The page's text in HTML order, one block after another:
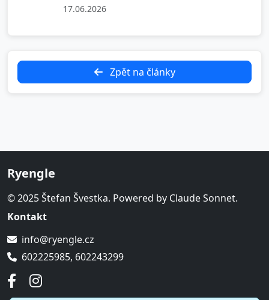
17.06.2026
Zpět na články
Ryengle
© 2025 Štefan Švestka. Powered by Claude Sonnet.
Kontakt
info@ryengle.cz
602225985, 602243299